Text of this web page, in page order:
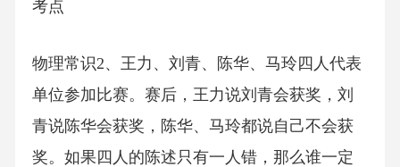
考点
物理常识2、王力、刘青、陈华、马玲四人代表
单位参加比赛。赛后，王力说刘青会获奖，刘
青说陈华会获奖，陈华、马玲都说自己不会获
奖。如果四人的陈述只有一人错，那么谁一定